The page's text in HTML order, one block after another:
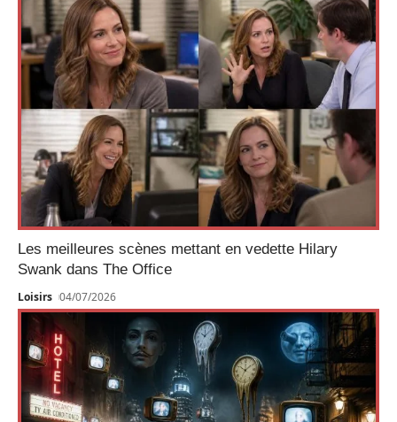
Les meilleures scènes mettant en vedette Hilary
Swank dans The Office
Loisirs 04/07/2026